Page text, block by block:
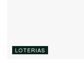
LOTERIAS